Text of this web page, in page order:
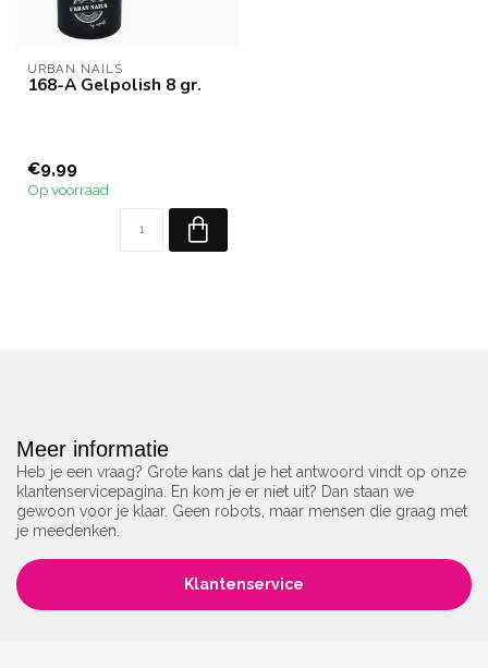
URBAN NAILS
168-A Gelpolish 8 gr.
€9,99
Op voorraad
Meer informatie
Heb je een vraag? Grote kans dat je het antwoord vindt op onze
klantenservicepagina. En kom je er niet uit? Dan staan we
gewoon voor je klaar. Geen robots, maar mensen die graag met
je meedenken.
Klantenservice